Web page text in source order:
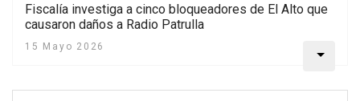
Fiscalía investiga a cinco bloqueadores de El Alto que
causaron daños a Radio Patrulla
15 Mayo 2026